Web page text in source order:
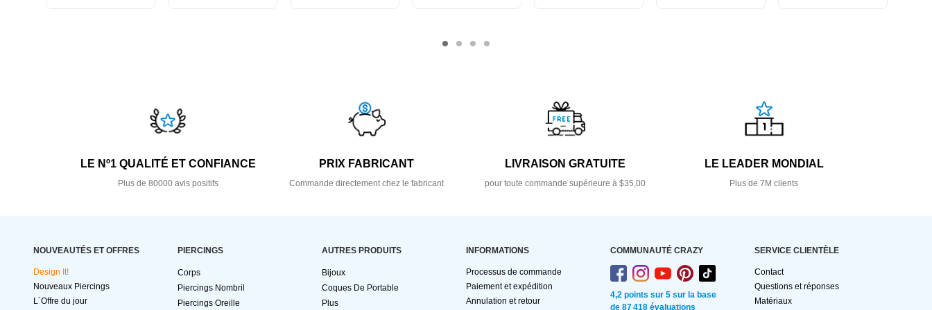
LE Nº1 QUALITÉ ET CONFIANCE
Plus de 80000 avis positifs
PRIX FABRICANT
Commande directement chez le fabricant
LIVRAISON GRATUITE
pour toute commande supérieure à $35,00
LE LEADER MONDIAL
Plus de 7M clients
NOUVEAUTÉS ET OFFRES
Design It!
Nouveaux Piercings
L´Offre du jour
PIERCINGS
Corps
Piercings Nombril
Piercings Oreille
AUTRES PRODUITS
Bijoux
Coques De Portable
Plus
INFORMATIONS
Processus de commande
Paiement et expédition
Annulation et retour
COMMUNAUTÉ CRAZY
4,2 points sur 5 sur la base
de 87 418 évaluations
SERVICE CLIENTÈLE
Contact
Questions et réponses
Matériaux